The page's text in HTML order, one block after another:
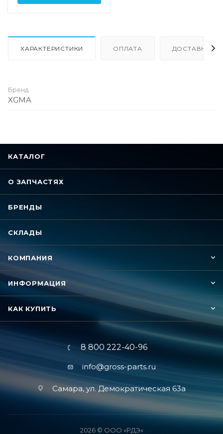
ХАРАКТЕРИСТИКИ ОПЛАТА ДОСТАВКА
Бренд
XGMA
КАТАЛОГ
О ЗАПЧАСТЯХ
БРЕНДЫ
СКЛАДЫ
КОМПАНИЯ
ИНФОРМАЦИЯ
КАК КУПИТЬ
8 800 222-40-96
info@gross-parts.ru
Самара, ул. Демократическая 63а
2026 © ООО «РДЭ»